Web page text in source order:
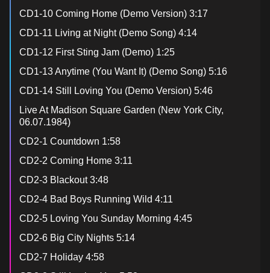
CD1-10 Coming Home (Demo Version) 3:17
CD1-11 Living at Night (Demo Song) 4:14
CD1-12 First Sting Jam (Demo) 1:25
CD1-13 Anytime (You Want It) (Demo Song) 5:16
CD1-14 Still Loving You (Demo Version) 5:46
Live At Madison Square Garden (New York City,
06.07.1984)
CD2-1 Countdown 1:58
CD2-2 Coming Home 3:11
CD2-3 Blackout 3:48
CD2-4 Bad Boys Running Wild 4:11
CD2-5 Loving You Sunday Morning 4:45
CD2-6 Big City Nights 5:14
CD2-7 Holiday 4:58